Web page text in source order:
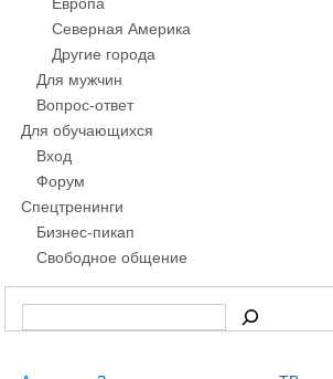
Европа
Северная Америка
Другие города
Для мужчин
Вопрос-ответ
Для обучающихся
Вход
Форум
Спецтренинги
Бизнес-пикап
Свободное общение